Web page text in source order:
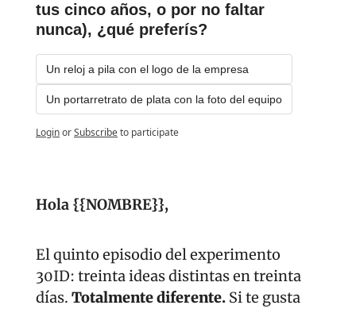
tus cinco años, o por no faltar
nunca), ¿qué preferís?
Un reloj a pila con el logo de la empresa
Un portarretrato de plata con la foto del equipo
LoginorSubscribeto participate
Hola {{NOMBRE}},
El quinto episodio del experimento
30ID: treinta ideas distintas en treinta
días. Totalmente diferente. Si te gusta